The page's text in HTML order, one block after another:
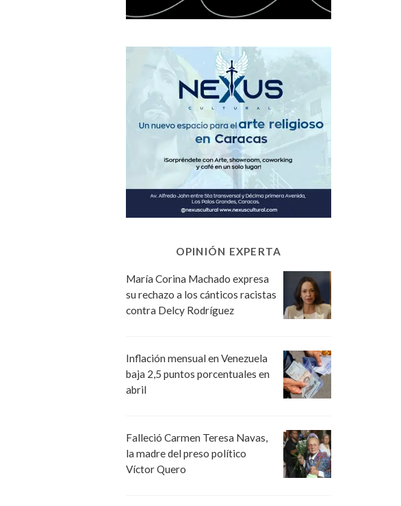
OPINIÓN EXPERTA
María Corina Machado expresa
su rechazo a los cánticos racistas
contra Delcy Rodríguez
Inflación mensual en Venezuela
baja 2,5 puntos porcentuales en
abril
Falleció Carmen Teresa Navas,
la madre del preso político
Víctor Quero